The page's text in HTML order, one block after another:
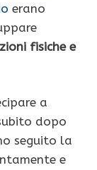
erano
fisiche e
a
dopo
seguito la
e